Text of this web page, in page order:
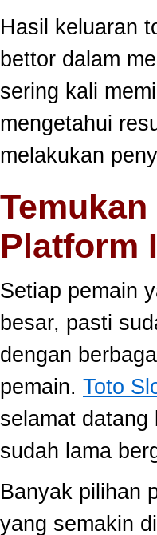
Hasil keluaran
bettor dalam
sering kali
mengetahui
melakukan
Platform
Setiap pemain
besar, pasti
dengan
pemain. Toto
selamat datang
sudah lama
Banyak pilihan
yang semakin